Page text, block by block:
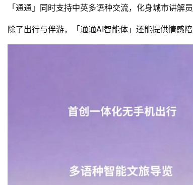
「通通」同时支持中英多语种交流，化身城市讲解
除了出行与伴游，「通通AI智能体」还能提供情感